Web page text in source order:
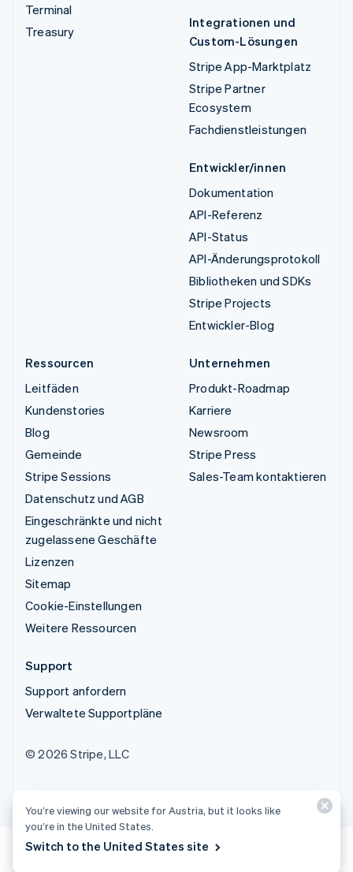
Terminal
Treasury
Integrationen und
Custom-Lösungen
Stripe App-Marktplatz
Stripe Partner
Ecosystem
Fachdienstleistungen
Entwickler/innen
Dokumentation
API-Referenz
API-Status
API-Änderungsprotokoll
Bibliotheken und SDKs
Stripe Projects
Entwickler-Blog
Ressourcen
Leitfäden
Kundenstories
Blog
Gemeinde
Stripe Sessions
Datenschutz und AGB
Eingeschränkte und nicht
zugelassene Geschäfte
Lizenzen
Sitemap
Cookie-Einstellungen
Weitere Ressourcen
Unternehmen
Produkt-Roadmap
Karriere
Newsroom
Stripe Press
Sales-Team kontaktieren
Support
Support anfordern
Verwaltete Supportpläne
© 2026 Stripe, LLC
You’re viewing our website for Austria, but it looks like
you’re in the United States.
Switch to the United States site